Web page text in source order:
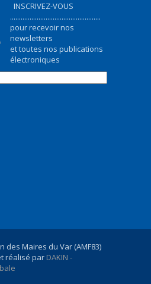
INSCRIVEZ-VOUS
...................................................
pour recevoir nos
newsletters
et toutes nos publications
électroniques
des Maires du Var (AMF83)
réalisé par DAKIN -